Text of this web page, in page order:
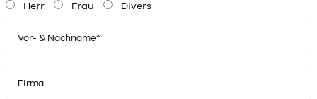
Herr Frau Divers